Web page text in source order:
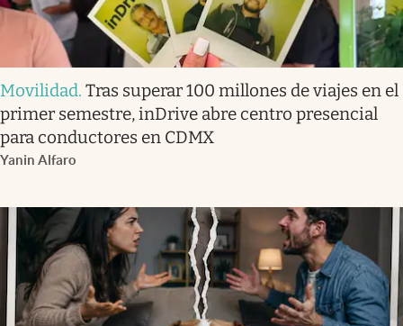
Movilidad. Tras superar 100 millones de viajes en el
primer semestre, inDrive abre centro presencial
para conductores en CDMX
Yanin Alfaro